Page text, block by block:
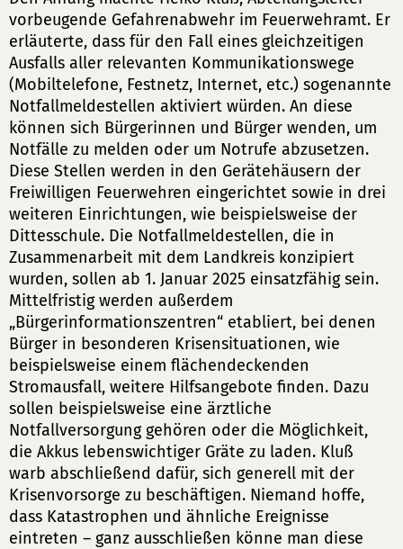
vorbeugende Gefahrenabwehr im Feuerwehramt. Er
erläuterte, dass für den Fall eines gleichzeitigen
Ausfalls aller relevanten Kommunikationswege
(Mobiltelefone, Festnetz, Internet, etc.) sogenannte
Notfallmeldestellen aktiviert würden. An diese
können sich Bürgerinnen und Bürger wenden, um
Notfälle zu melden oder um Notrufe abzusetzen.
Diese Stellen werden in den Gerätehäusern der
Freiwilligen Feuerwehren eingerichtet sowie in drei
weiteren Einrichtungen, wie beispielsweise der
Dittesschule. Die Notfallmeldestellen, die in
Zusammenarbeit mit dem Landkreis konzipiert
wurden, sollen ab 1. Januar 2025 einsatzfähig sein.
Mittelfristig werden außerdem
„Bürgerinformationszentren“ etabliert, bei denen
Bürger in besonderen Krisensituationen, wie
beispielsweise einem flächendeckenden
Stromausfall, weitere Hilfsangebote finden. Dazu
sollen beispielsweise eine ärztliche
Notfallversorgung gehören oder die Möglichkeit,
die Akkus lebenswichtiger Gräte zu laden. Kluß
warb abschließend dafür, sich generell mit der
Krisenvorsorge zu beschäftigen. Niemand hoffe,
dass Katastrophen und ähnliche Ereignisse
eintreten – ganz ausschließen könne man diese